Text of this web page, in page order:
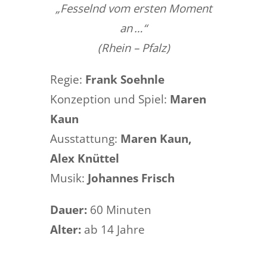
„Fesselnd vom ersten Moment
an …“
(Rhein – Pfalz)
Regie: Frank Soehnle
Konzeption und Spiel: Maren
Kaun
Ausstattung: Maren Kaun,
Alex Knüttel
Musik: Johannes Frisch
Dauer: 60 Minuten
Alter: ab 14 Jahre